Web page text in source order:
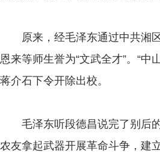
原来，经毛泽东通过中共湘区
恩来等师生誉为“文武全才”。“
蒋介石下令开除出校。
毛泽东听段德昌说完了别后的
农友拿起武器开展革命斗争，建